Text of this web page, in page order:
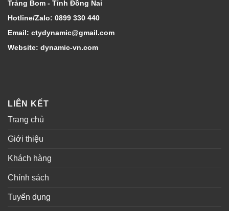
Trảng Bom - Tỉnh Đồng Nai
Hotline/Zalo: 0899 330 440
Email: ctydynamic@gmail.com
Website: dynamic-vn.com
LIÊN KẾT
Trang chủ
Giới thiệu
Khách hàng
Chính sách
Tuyển dụng